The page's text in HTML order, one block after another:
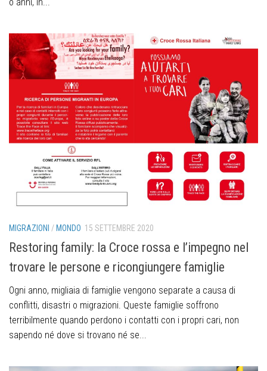
o anni, in...
MIGRAZIONI / MONDO 15 SETTEMBRE 2020
Restoring family: la Croce rossa e l’impegno nel
trovare le persone e ricongiungere famiglie
Ogni anno, migliaia di famiglie vengono separate a causa di
conflitti, disastri o migrazioni. Queste famiglie soffrono
terribilmente quando perdono i contatti con i propri cari, non
sapendo né dove si trovano né se...